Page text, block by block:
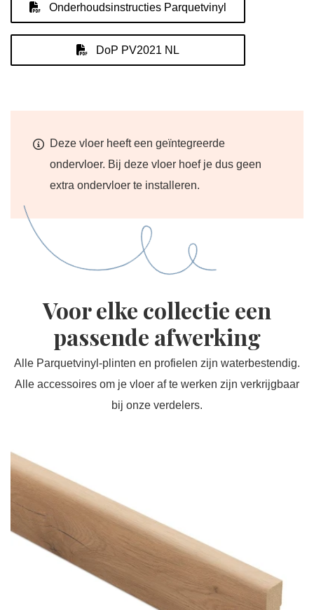
Onderhoudsinstructies Parquetvinyl
DoP PV2021 NL
Deze vloer heeft een geïntegreerde
ondervloer. Bij deze vloer hoef je dus geen
extra ondervloer te installeren.
Voor elke collectie een
passende afwerking
Alle Parquetvinyl-plinten en profielen zijn waterbestendig.
Alle accessoires om je vloer af te werken zijn verkrijgbaar
bij onze verdelers.